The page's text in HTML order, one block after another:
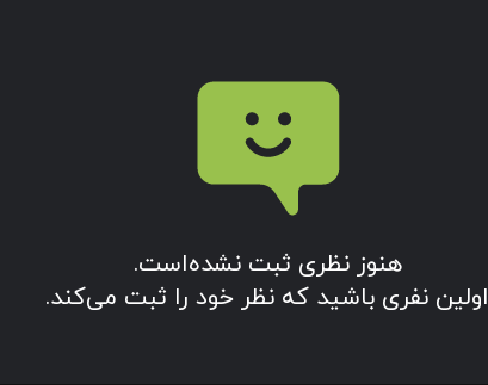
هنوز نظری ثبت نشده‌‌است.
اولین نفری باشید که نظر خود را ثبت می‌کند.